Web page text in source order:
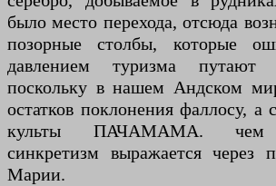
было место перехода, отсюда
позорные столбы, которые
давлением туризма путают
поскольку в нашем Андском
остатков поклонения фаллосу, а
культы ПАЧАМАМА. чем
синкретизм выражается через
Марии.